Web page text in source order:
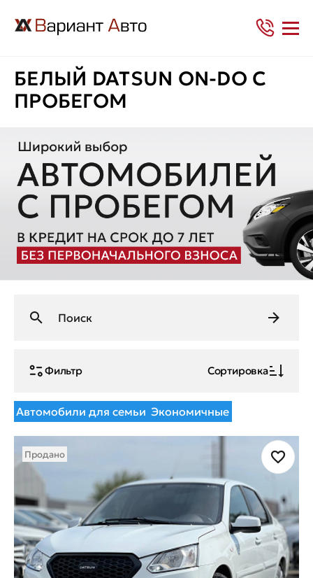
БЕЛЫЙ DATSUN ON-DO С
ПРОБЕГОМ
Фильтр Сортировка
Автомобили для семьи Экономичные
Продано